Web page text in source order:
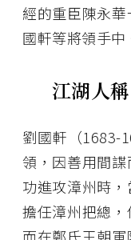
經的重臣陳永
國軒等將領手中
江湖人
劉國軒（1683-
領，因善用間
功進攻漳州時
擔任漳州把總